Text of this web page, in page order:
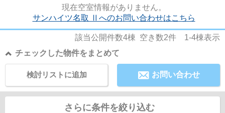
現在空室情報がありません。
サンハイツ名取 Ⅱへのお問い合わせはこちら
該当公開件数4棟 空き数2件 1-4棟表示
チェックした物件をまとめて
お問い合わせ
検討リストに追加
さらに条件を絞り込む